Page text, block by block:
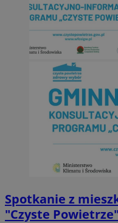
Spotkanie z
"Czyste Powietrze"